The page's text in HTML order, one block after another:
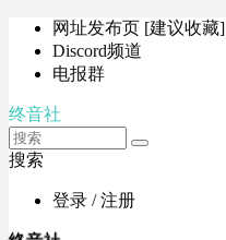
网址发布页 [建议收藏]
Discord频道
电报群
终音社
搜索
登录 / 注册